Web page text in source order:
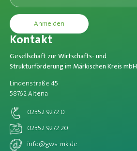
Anmelden
Kontakt
Gesellschaft zur Wirtschafts- und
Strukturförderung im Märkischen Kreis mbH
Lindenstraße 45
58762 Altena
02352 9272 0
02352 9272 20
info@gws-mk.de